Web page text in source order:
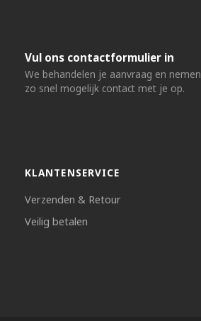
Vul ons contactformulier in
We behandelen je aanvraag en nemen
zo snel mogelijk contact met je op.
KLANTENSERVICE
Verzenden & Retour
Veilig betalen